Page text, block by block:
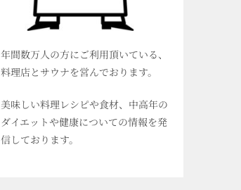
年間数万人の方にご利用頂いている、
料理店とサウナを営んでおります。
美味しい料理レシピや食材、中高年の
ダイエットや健康についての情報を発
信しております。